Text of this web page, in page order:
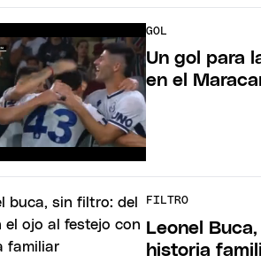
GOL
Un gol para
en el
FILTRO
Leonel
historia